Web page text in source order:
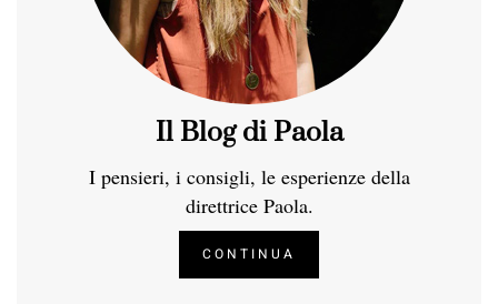
Il Blog di Paola
I pensieri, i consigli, le esperienze della
direttrice Paola.
CONTINUA